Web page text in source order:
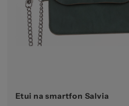
Etui na smartfon Salvia